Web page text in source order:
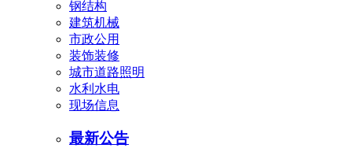
钢结构
建筑机械
市政公用
装饰装修
城市道路照明
水利水电
现场信息
最新公告